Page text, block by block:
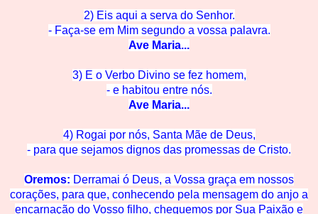
2) Eis aqui a serva do Senhor.
- Faça-se em Mim segundo a vossa palavra.
Ave Maria...
3) E o Verbo Divino se fez homem,
- e habitou entre nós.
Ave Maria...
4) Rogai por nós, Santa Mãe de Deus,
- para que sejamos dignos das promessas de Cristo.
Oremos: Derramai ó Deus, a Vossa graça em nossos
corações, para que, conhecendo pela mensagem do anjo a
encarnação do Vosso filho, cheguemos por Sua Paixão e